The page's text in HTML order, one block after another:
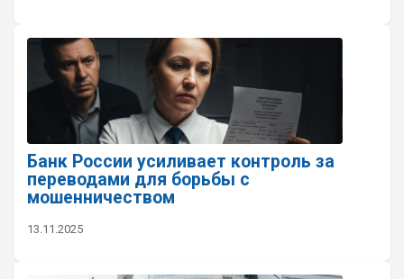
Банк России усиливает контроль за
переводами для борьбы с
мошенничеством
13.11.2025